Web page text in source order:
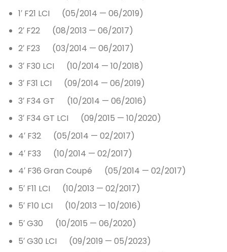
1′ F21 LCI (05/2014 — 06/2019)
2′ F22 (08/2013 — 06/2017)
2′ F23 (03/2014 — 06/2017)
3′ F30 LCI (10/2014 — 10/2018)
3′ F31 LCI (09/2014 — 06/2019)
3′ F34 GT (10/2014 — 06/2016)
3′ F34 GT LCI (09/2015 — 10/2020)
4′ F32 (05/2014 — 02/2017)
4′ F33 (10/2014 — 02/2017)
4′ F36 Gran Coupé (05/2014 — 02/2017)
5′ F11 LCI (10/2013 — 02/2017)
5′ F10 LCI (10/2013 — 10/2016)
5′ G30 (10/2015 — 06/2020)
5′ G30 LCI (09/2019 — 05/2023)